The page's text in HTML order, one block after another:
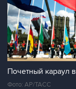
Почетный караул
Фото: AP/TAСС